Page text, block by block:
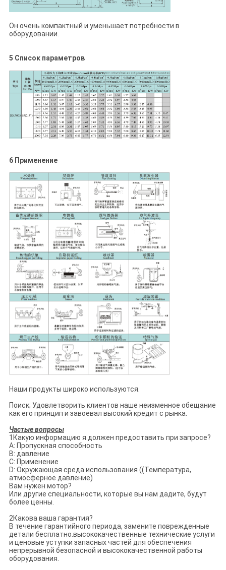
Он очень компактный и уменьшает потребности в
оборудовании.
5 Список параметров
6 Применение
Наши продукты широко используются.
Поиск; Удовлетворить клиентов наше неизменное обещание
как его принцип и завоевал высокий кредит с рынка.
Частые вопросы
1Какую информацию я должен предоставить при запросе?
A: Пропускная способность
В: давление
C: Применение
D: Окружающая среда использования ((Температура,
атмосферное давление)
Вам нужен мотор?
Или другие специальности, которые вы нам дадите, будут
более ценны.
2Какова ваша гарантия?
В течение гарантийного периода, замените поврежденные
детали бесплатно.высококачественные технические услуги
и ценовые уступки запасных частей для обеспечения
непрерывной безопасной и высококачественной работы
оборудования.